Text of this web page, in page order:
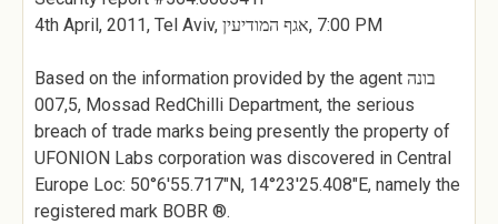
4th April, 2011, Tel Aviv, אגף המודיעין‎, 7:00 PM
Based on the information provided by the agent בונה
007,5, Mossad RedChilli Department, the serious
breach of trade marks being presently the property of
UFONION Labs corporation was discovered in Central
Europe Loc: 50°6'55.717"N, 14°23'25.408"E, namely the
registered mark BOBR ®.